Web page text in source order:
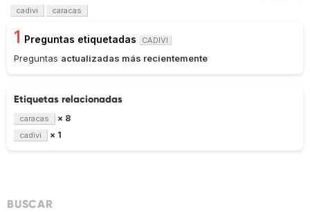
cadivi caracas
1 Preguntas etiquetadas CADIVI
Preguntas actualizadas más recientemente
Etiquetas relacionadas
caracas × 8
cadivi × 1
BUSCAR